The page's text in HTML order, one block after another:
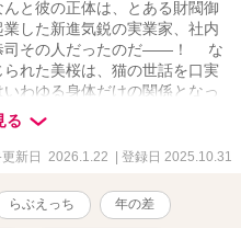
と彼の正体は、とある財閥御
した新進気鋭の実業家、社内
司その人だったのだ――！ な
れた美桜は、猫の世話を口実
わゆる身体だけの関係となっ
純真無垢なOL・梅田美
俺様御曹司兼社長・御影恭司
も深く結ばれるようになるまで
※アルファポリス先行作品。
る
更新日 2026.1.22 | 登録日 2025.10.31
らぶえっち 年の差